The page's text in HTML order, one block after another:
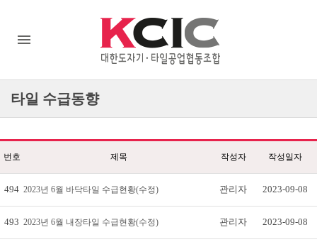
타일 수급동향
번호 제목 작성자 작성일자
494 2023년 6월 바닥타일 수급현황(수정) 관리자 2023-09-08
493 2023년 6월 내장타일 수급현황(수정) 관리자 2023-09-08